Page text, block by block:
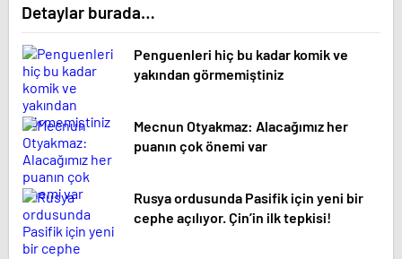
Detaylar burada…
Penguenleri hiç bu kadar komik ve
yakından görmemiştiniz
Mecnun Otyakmaz: Alacağımız her
puanın çok önemi var
Rusya ordusunda Pasifik için yeni bir
cephe açılıyor. Çin’in ilk tepkisi!